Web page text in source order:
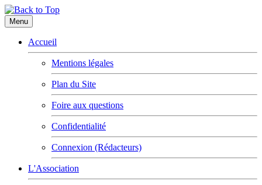
Menu
Accueil
Mentions légales
Plan du Site
Foire aux questions
Confidentialité
Connexion (Rédacteurs)
L'Association